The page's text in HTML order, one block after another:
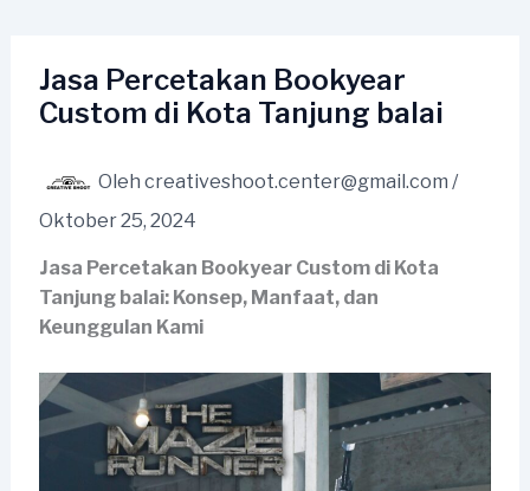
kontenJasa Percetakan Bookyear
Custom di Kota Tanjung balai
Oleh creativeshoot.center@gmail.com /
Oktober 25, 2024
Jasa Percetakan Bookyear Custom di Kota
Tanjung balai: Konsep, Manfaat, dan
Keunggulan Kami